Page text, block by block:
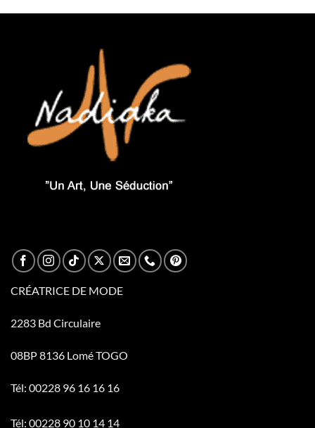
CRÉATRICE DE MODE
2283 Bd Circulaire
08BP 8136 Lomé TOGO
Tél: 00228 96 16 16 16
Tél: 00228 90 10 14 14